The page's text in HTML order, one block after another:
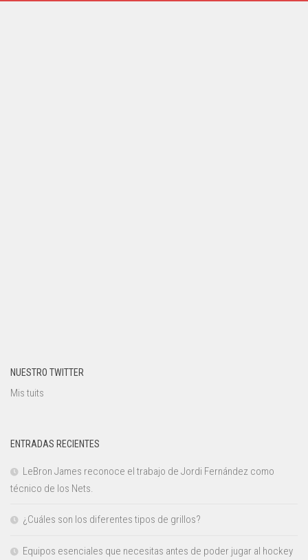
NUESTRO TWITTER
Mis tuits
ENTRADAS RECIENTES
LeBron James reconoce el trabajo de Jordi Fernández como
técnico de los Nets.
¿Cuáles son los diferentes tipos de grillos?
Equipos esenciales que necesitas antes de poder jugar al hockey